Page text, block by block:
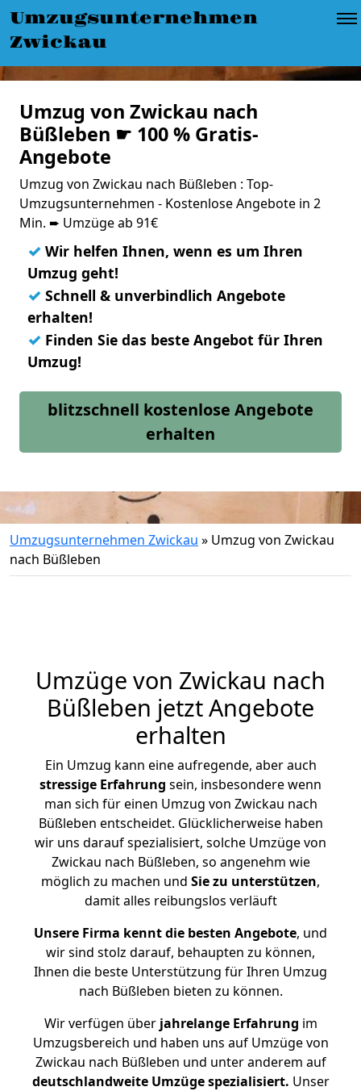
Umzugsunternehmen
Zwickau
Umzug von Zwickau nach
Büßleben ☛ 100 % Gratis-
Angebote
Umzug von Zwickau nach Büßleben : Top-
Umzugsunternehmen - Kostenlose Angebote in 2
Min. ➨ Umzüge ab 91€
✓ Wir helfen Ihnen, wenn es um Ihren
Umzug geht!
✓ Schnell & unverbindlich Angebote
erhalten!
✓ Finden Sie das beste Angebot für Ihren
Umzug!
blitzschnell kostenlose Angebote
erhalten
Umzugsunternehmen Zwickau » Umzug von Zwickau
nach Büßleben
Umzüge von Zwickau nach
Büßleben jetzt Angebote
erhalten
Ein Umzug kann eine aufregende, aber auch
stressige Erfahrung sein, insbesondere wenn
man sich für einen Umzug von Zwickau nach
Büßleben entscheidet. Glücklicherweise haben
wir uns darauf spezialisiert, solche Umzüge von
Zwickau nach Büßleben, so angenehm wie
möglich zu machen und Sie zu unterstützen,
damit alles reibungslos verläuft
Unsere Firma kennt die besten Angebote, und
wir sind stolz darauf, behaupten zu können,
Ihnen die beste Unterstützung für Ihren Umzug
nach Büßleben bieten zu können.
Wir verfügen überjahrelange Erfahrung im
Umzugsbereich und haben uns auf Umzüge von
Zwickau nach Büßleben und unter anderem auf
deutschlandweite Umzüge spezialisiert. Unser